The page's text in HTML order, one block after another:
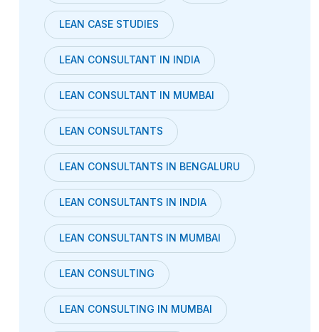
LEAN CASE STUDIES
LEAN CONSULTANT IN INDIA
LEAN CONSULTANT IN MUMBAI
LEAN CONSULTANTS
LEAN CONSULTANTS IN BENGALURU
LEAN CONSULTANTS IN INDIA
LEAN CONSULTANTS IN MUMBAI
LEAN CONSULTING
LEAN CONSULTING IN MUMBAI